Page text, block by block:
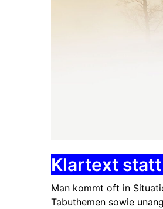
Klartext
Man kommt oft in
Tabuthemen sowie